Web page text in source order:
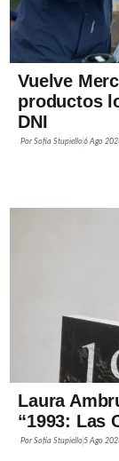
Vuelve
productos
DNI
PorSofía Stupiello6 Ago
Laura
“1993: Las
PorSofía Stupiello5 Ago